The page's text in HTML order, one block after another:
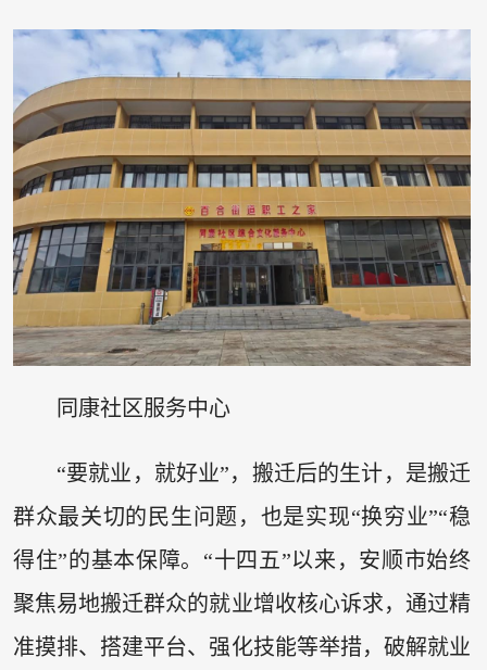
同康社区服务中心
“要就业，就好业”，搬迁后的生计，是搬迁
群众最关切的民生问题，也是实现“换穷业”“稳
得住”的基本保障。“十四五”以来，安顺市始终
聚焦易地搬迁群众的就业增收核心诉求，通过精
准摸排、搭建平台、强化技能等举措，破解就业